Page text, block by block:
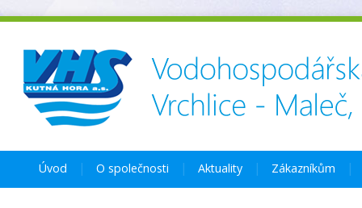
Úvod O společnosti Aktuality Zákazníkům